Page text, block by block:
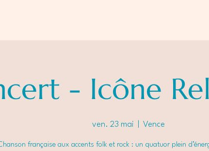
- Icône
ven. 23 mai Vence
française aux accents folk et rock : un quatuor plein